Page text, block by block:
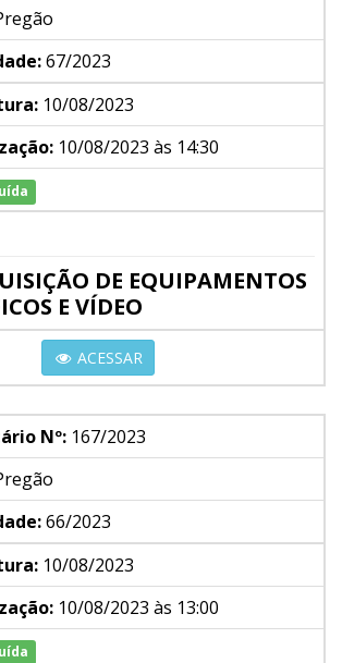
67/2023
10/08/2023
10/08/2023 às 14:30
DE EQUIPAMENTOS
E VÍDEO
ACESSAR
Nº: 167/2023
66/2023
10/08/2023
10/08/2023 às 13:00